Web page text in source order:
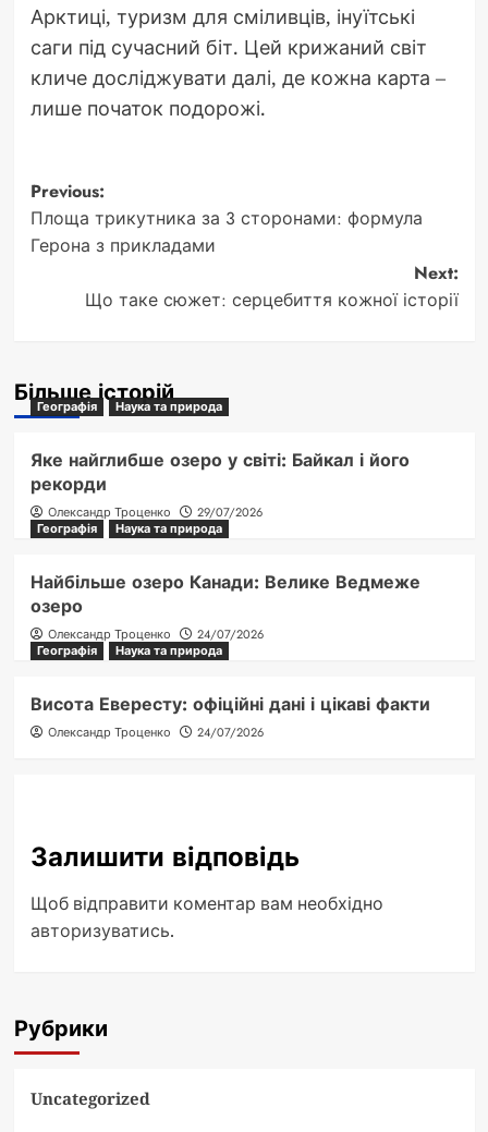
Арктиці, туризм для сміливців, інуїтські
саги під сучасний біт. Цей крижаний світ
кличе досліджувати далі, де кожна карта –
лише початок подорожі.
Post
navigation
Previous:
Площа трикутника за 3 сторонами: формула
Герона з прикладами
Next:
Що таке сюжет: серцебиття кожної історії
Більше історій
Географія Наука та природа
Яке найглибше озеро у світі: Байкал і його
рекорди
Олександр Троценко
29/07/2026
Географія
Наука та природа
Найбільше озеро Канади: Велике Ведмеже
озеро
Олександр Троценко
24/07/2026
Географія
Наука та природа
Висота Евересту: офіційні дані і цікаві факти
Олександр Троценко 24/07/2026
Залишити відповідь
Щоб відправити коментар вам необхідно
авторизуватись.
Рубрики
Uncategorized